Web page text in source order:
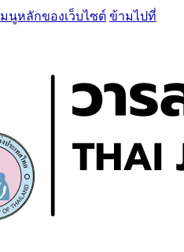
นูหลักของเว็บไซต์ ข้ามไปที่